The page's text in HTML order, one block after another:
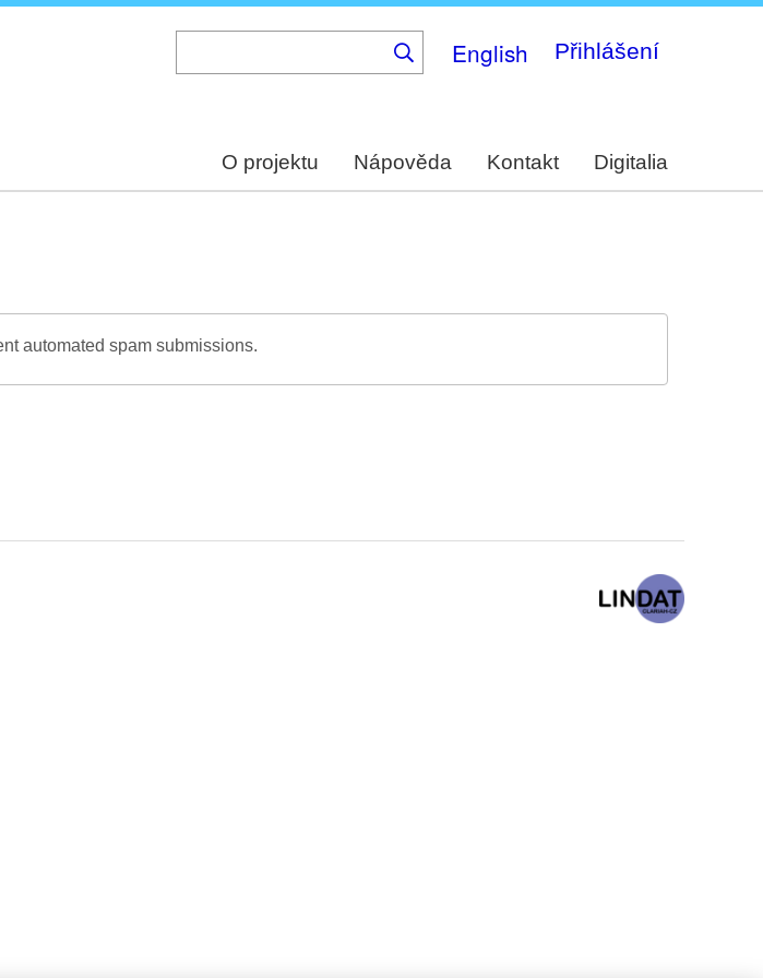
English Přihlášení
O projektu Nápověda Kontakt Digitalia
automated spam submissions.